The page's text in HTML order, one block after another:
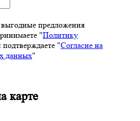
предложения
"Политику
подтверждаете "Согласие на
данных"
карте